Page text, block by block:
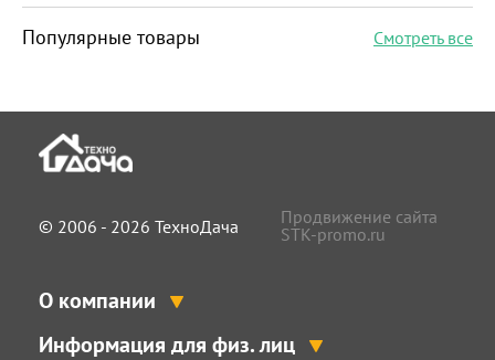
Популярные товары Смотреть все
© 2006 - 2026 ТехноДача
Продвижение сайта
STK-promo.ru
О компании
Информация для физ. лиц